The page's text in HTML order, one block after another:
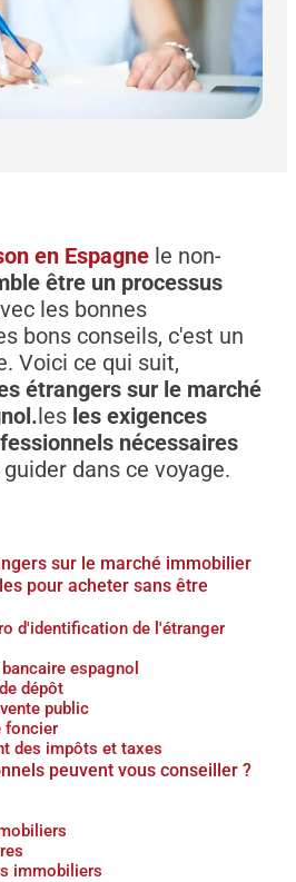
en Espagnele non-
être un processus
les bonnes
bons conseils, c'est un
Voici ce qui suit,
étrangers sur le marché
lesles exigences
nécessaires
dans ce voyage.
sur le marché immobilier
pour acheter sans être
d'identification de l'étranger
espagnol
dépôt
public
foncier
des impôts et taxes
peuvent vous conseiller ?
immobiliers